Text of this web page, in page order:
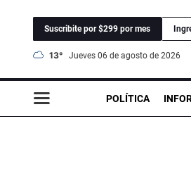
Suscribite por $299 por mes
13° jueves 06 de agosto de 2026
POLÍTICA